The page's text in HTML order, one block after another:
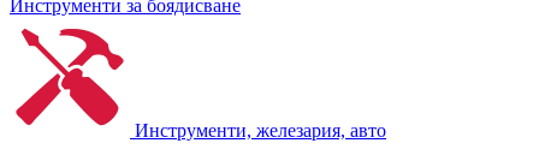
Инструменти за боядисване
Инструменти, железария, авто